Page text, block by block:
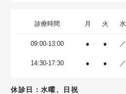
診療時間 月 火 水
09:00-13:00 ● ● ／
14:30-17:30 ● ● ／
休診日：水曜、日祝